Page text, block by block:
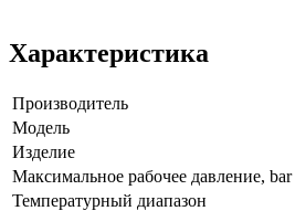
Характеристика
Производитель
Модель
Изделие
Максимальное рабочее давление, bar
Температурный диапазон